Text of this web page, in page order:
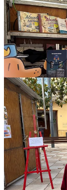
Me lo pasé muy
Málaga. La culpa